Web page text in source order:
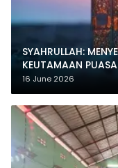
SYAHRULLAH:
KEUTAMAAN
16 June 2026